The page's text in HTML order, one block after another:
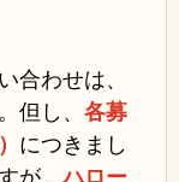
合わせは、
但し、 各募
につきまし
が、ハロー